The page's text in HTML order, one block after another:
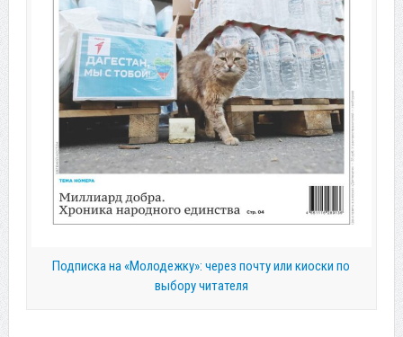
Подписка на «Молодежку»: через почту или киоски по
выбору читателя